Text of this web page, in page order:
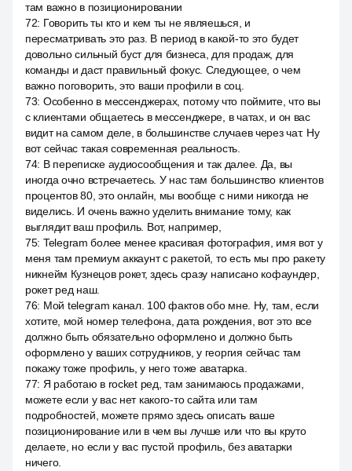
там важно в позиционировании
72: Говорить ты кто и кем ты не являешься, и
пересматривать это раз. В период в какой-то это будет
довольно сильный буст для бизнеса, для продаж, для
команды и даст правильный фокус. Следующее, о чем
важно поговорить, это ваши профили в соц.
73: Особенно в мессенджерах, потому что поймите, что вы
с клиентами общаетесь в мессенджере, в чатах, и он вас
видит на самом деле, в большинстве случаев через чат. Ну
вот сейчас такая современная реальность.
74: В переписке аудиосообщения и так далее. Да, вы
иногда очно встречаетесь. У нас там большинство клиентов
процентов 80, это онлайн, мы вообще с ними никогда не
виделись. И очень важно уделить внимание тому, как
выглядит ваш профиль. Вот, например,
75: Telegram более менее красивая фотография, имя вот у
меня там премиум аккаунт с ракетой, то есть мы про ракету
никнейм Кузнецов рокет, здесь сразу написано кофаундер,
рокет ред наш.
76: Мой telegram канал. 100 фактов обо мне. Ну, там, если
хотите, мой номер телефона, дата рождения, вот это все
должно быть обязательно оформлено и должно быть
оформлено у ваших сотрудников, у георгия сейчас там
покажу тоже профиль, у него тоже аватарка.
77: Я работаю в rocket ред, там занимаюсь продажами,
можете если у вас нет какого-то сайта или там
подробностей, можете прямо здесь описать ваше
позиционирование или в чем вы лучше или что вы круто
делаете, но если у вас пустой профиль, без аватарки
ничего.